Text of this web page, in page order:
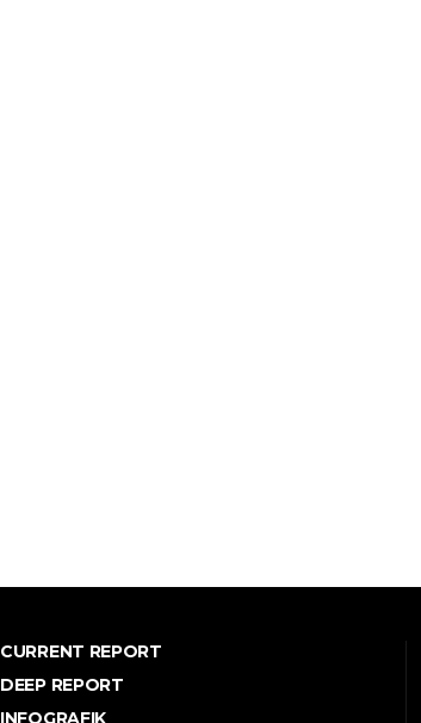
CURRENT REPORT
DEEP REPORT
INFOGRAFIK